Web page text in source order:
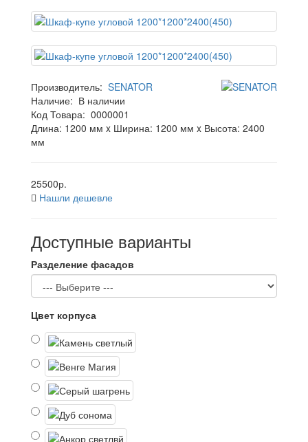
Производитель: SENATOR
Наличие: В наличии
Код Товара: 0000001
Длина: 1200 мм x Ширина: 1200 мм x Высота: 2400
мм
25500р.
Нашли дешевле
Доступные варианты
Разделение фасадов
Цвет корпуса